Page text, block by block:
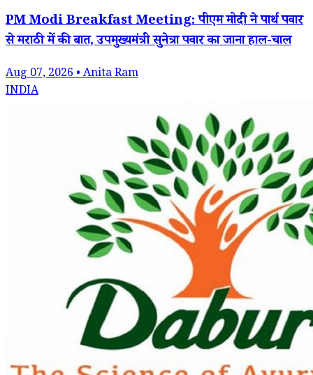
PM Modi Breakfast Meeting: पीएम मोदी ने पार्थ पवार
से मराठी में की बात, उपमुख्यमंत्री सुनेत्रा पवार का जाना हाल-चाल
Aug 07, 2026 • Anita Ram
INDIA